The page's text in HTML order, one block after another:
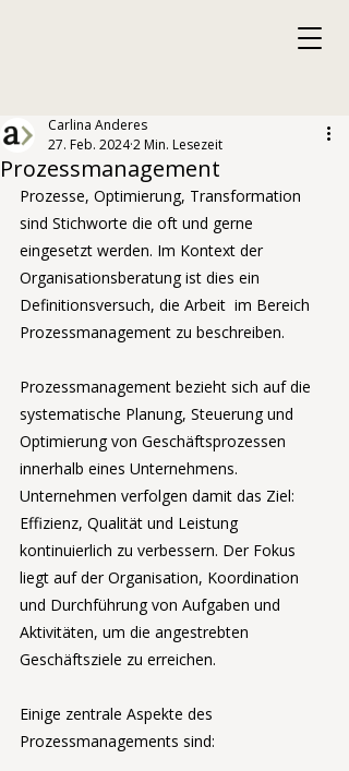
Prozessmanagement
Carlina Anderes
27. Feb. 20242 Min. Lesezeit
Prozesse, Optimierung, Transformation
sind Stichworte die oft und gerne
eingesetzt werden. Im Kontext der
Organisationsberatung ist dies ein
Definitionsversuch, die Arbeit  im Bereich
Prozessmanagement zu beschreiben.
Prozessmanagement bezieht sich auf die
systematische Planung, Steuerung und
Optimierung von Geschäftsprozessen
innerhalb eines Unternehmens.
Unternehmen verfolgen damit das Ziel:
Effizienz, Qualität und Leistung
kontinuierlich zu verbessern. Der Fokus
liegt auf der Organisation, Koordination
und Durchführung von Aufgaben und
Aktivitäten, um die angestrebten
Geschäftsziele zu erreichen.
Einige zentrale Aspekte des
Prozessmanagements sind: